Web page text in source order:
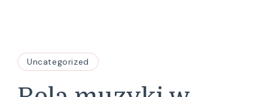
Uncategorized